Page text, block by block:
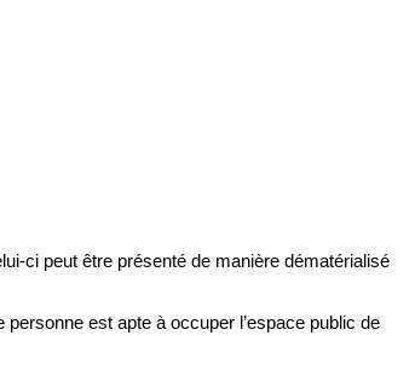
ci peut être présenté de manière dématérialisé
est apte à occuper l’espace public de